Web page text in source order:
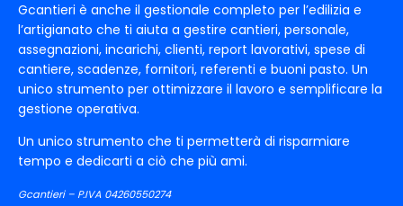
Gcantieri è anche il gestionale completo per l’edilizia e
l’artigianato che ti aiuta a gestire cantieri, personale,
assegnazioni, incarichi, clienti, report lavorativi, spese di
cantiere, scadenze, fornitori, referenti e buoni pasto. Un
unico strumento per ottimizzare il lavoro e semplificare la
gestione operativa.
Un unico strumento che ti permetterà di risparmiare
tempo e dedicarti a ciò che più ami.
Gcantieri – P.IVA 04260550274